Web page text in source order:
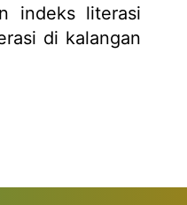
indeks literasi
di kalangan